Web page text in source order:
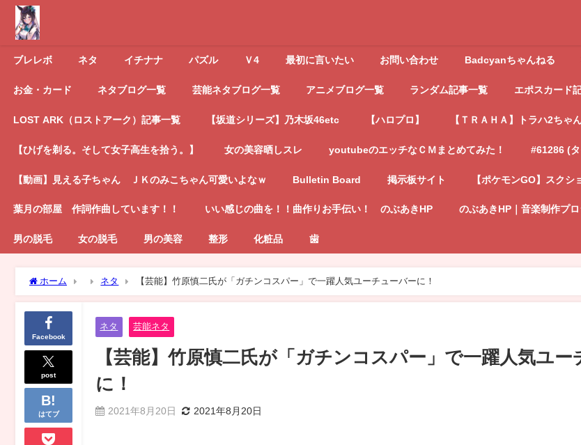
ブレレボ ネタ イチナナ パズル Ｖ4 最初に言いたい お問い合わせ Badcyanちゃんねる
お金・カード ネタブログ一覧 芸能ネタブログ一覧 アニメブログ一覧 ランダム記事一覧 エポスカード
LOST ARK（ロストアーク）記事一覧 【坂道シリーズ】乃木坂46etc 【ハロプロ】 【ＴＲＡＨＡ】トラハ2ちゃ
【ひげを剃る。そして女子高生を拾う。】 女の美容晒しスレ youtubeのエッチなＣＭまとめてみた！ #61286 (
【動画】見える子ちゃん ＪＫのみこちゃん可愛いよなｗ Bulletin Board 掲示板サイト 【ポケモンGO】スクシ
葉月の部屋 作詞作曲しています！！ いい感じの曲を！！曲作りお手伝い！ のぶあきHP のぶあきHP｜音楽制作プロ
男の脱毛 女の脱毛 男の美容 整形 化粧品 歯
ホーム ネタ 【芸能】竹原慎二氏が「ガチンコスパー」で一躍人気ユーチューバーに！
Facebook
post
はてブ
ネタ 芸能ネタ
【芸能】竹原慎二氏が「ガチンコスパー」で一躍人気ユー
に！
2021年8月20日 2021年8月20日